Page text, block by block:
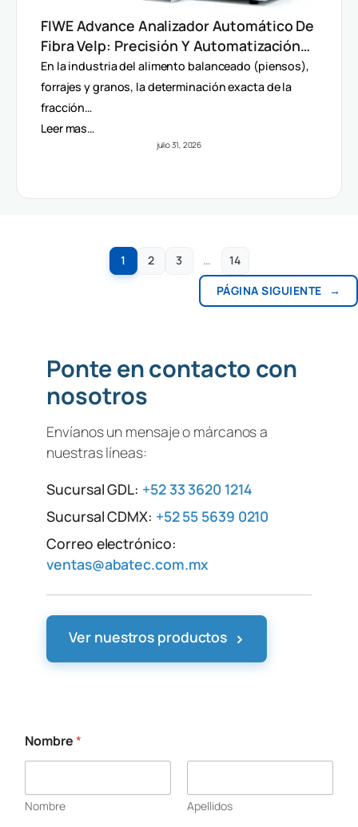
FIWE Advance Analizador Automático De
Fibra Velp: Precisión Y Automatización
En Método Van Soest
En la industria del alimento balanceado (piensos),
forrajes y granos, la determinación exacta de la
fracción…
Leer mas…
julio 31, 2026
1 2 3 …
14
PÁGINA SIGUIENTE
→
Ponte en contacto con
nosotros
Envíanos un mensaje o márcanos a
nuestras líneas:
Sucursal GDL: +52 33 3620 1214
Sucursal CDMX: +52 55 5639 0210
Correo electrónico:
ventas@abatec.com.mx
Ver nuestros productos ›
Nombre*
Nombre Apellidos